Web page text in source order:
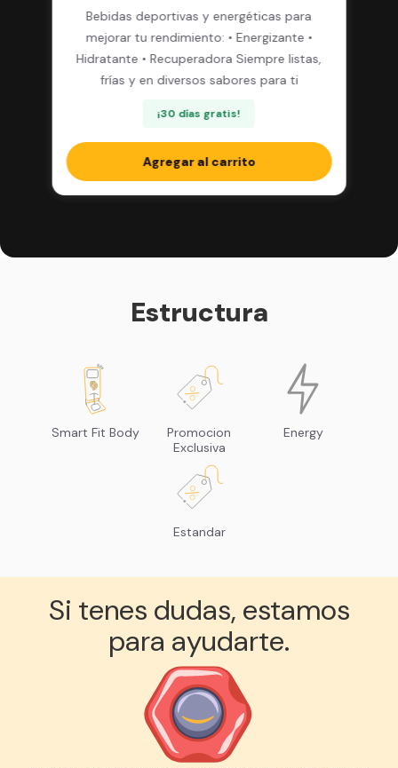
Bebidas deportivas y energéticas para
mejorar tu rendimiento: • Energizante •
Hidratante • Recuperadora Siempre listas,
frías y en diversos sabores para ti
¡30 días gratis!
Agregar al carrito
Estructura
Smart Fit Body
Promocion
Exclusiva
Energy
Estandar
Si tenes dudas, estamos
para ayudarte.